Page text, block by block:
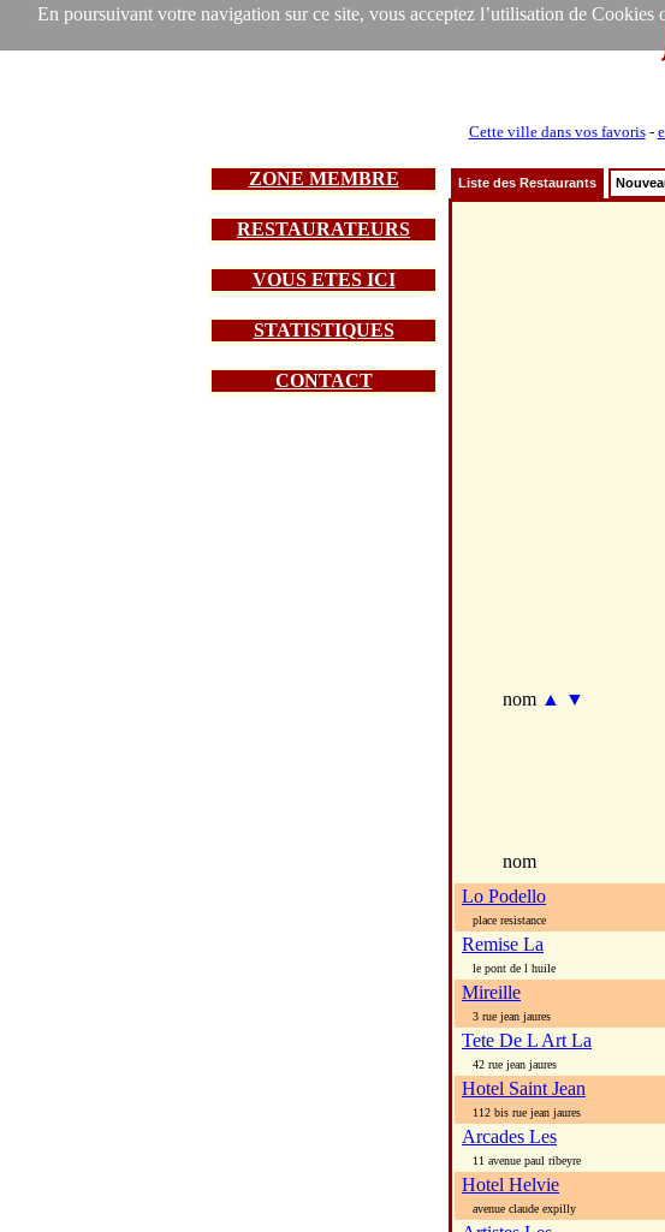
En poursuivant votre navigation sur ce site, vous acceptez l’utilisation de Cookies
Cette ville dans vos favoris-
ZONE MEMBRE
RESTAURATEURS
VOUS ETES ICI
STATISTIQUES
CONTACT
Liste des Restaurants
nom ▲ ▼
nom
Lo Podello
place resistance
Remise La
le pont de l huile
Mireille
3 rue jean jaures
Tete De L Art La
42 rue jean jaures
Hotel Saint Jean
112 bis rue jean jaures
Arcades Les
11 avenue paul ribeyre
Hotel Helvie
avenue claude expilly